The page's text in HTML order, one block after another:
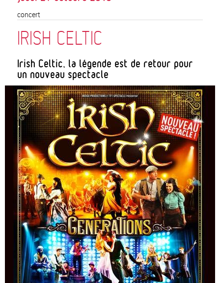
concert
IRISH CELTIC
Irish Celtic, la légende est de retour pour
un nouveau spectacle